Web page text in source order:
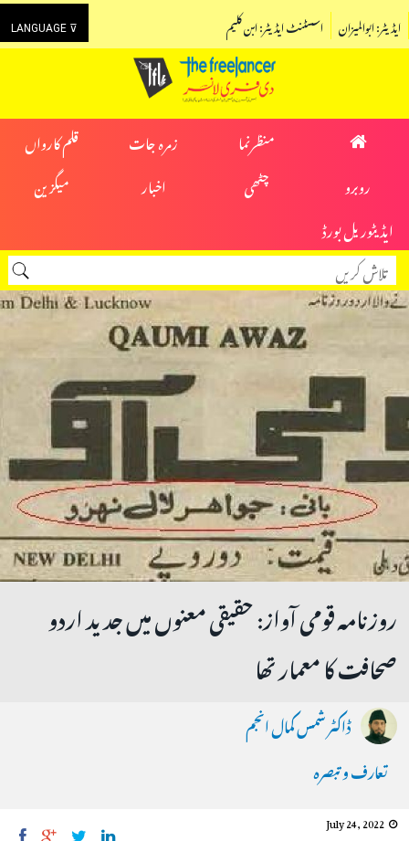
LANGUAGE ⊽ اسسٹنٹ ایڈیٹر: ابن کلیم ایڈیٹر: ابوالمیزان
منظرنما زمرہ جات
قلم کارواں
روبرو
چٹھی اخبار
میگزین
ایڈیٹوریل بورڈ
روزنامہ قومی آواز: حقیقی معنوں میں جدید اردو
صحافت کا معمار تھا
ڈاکٹر شمس کمال انجم
تعارف و تبصرہ
July 24, 2022